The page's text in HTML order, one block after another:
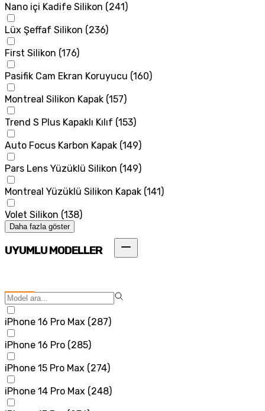
Nano içi Kadife Silikon (241)
Lüx Şeffaf Silikon (236)
First Silikon (176)
Pasifik Cam Ekran Koruyucu (160)
Montreal Silikon Kapak (157)
Trend S Plus Kapaklı Kılıf (153)
Auto Focus Karbon Kapak (149)
Pars Lens Yüzüklü Silikon (149)
Montreal Yüzüklü Silikon Kapak (141)
Volet Silikon (138)
Daha fazla göster
UYUMLU MODELLER
iPhone 16 Pro Max (287)
iPhone 16 Pro (285)
iPhone 15 Pro Max (274)
iPhone 14 Pro Max (248)